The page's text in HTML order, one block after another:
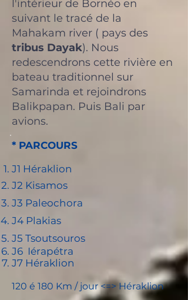
l'intérieur de Bornéo en
suivant le tracé de la
Mahakam river ( pays des
tribus Dayak). Nous
redescendrons cette rivière en
bateau traditionnel sur
Samarinda et rejoindrons
Balikpapan. Puis Bali par
avions.
* PARCOURS
J1 Héraklion
J2 Kisamos
J3 Paleochora
J4 Plakias
J5 Tsoutsouros
J6 Iérapétra
J7 Héraklion
120 é 180 Km / jour <=> Héraklion